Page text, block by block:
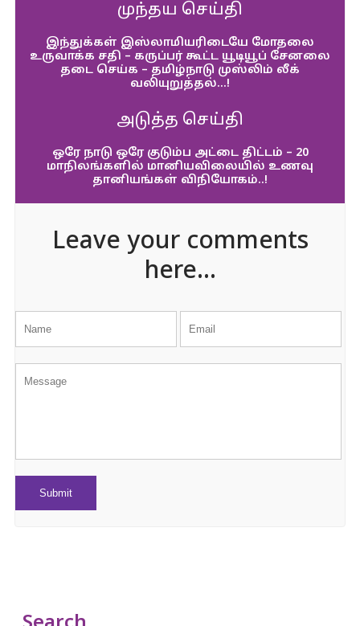
முந்தய செய்தி
இந்துக்கள் இஸ்லாமியரிடையே மோதலை
உருவாக்க சதி – கருப்பர் கூட்ட யூடியூப் சேனலை
தடை செய்க – தமிழ்நாடு முஸ்லிம் லீக்
வலியுறுத்தல்…!
அடுத்த செய்தி
ஒரே நாடு ஒரே குடும்ப அட்டை திட்டம் – 20
மாநிலங்களில் மானியவிலையில் உணவு
தானியங்கள் விநியோகம்..!
Leave your comments
here...